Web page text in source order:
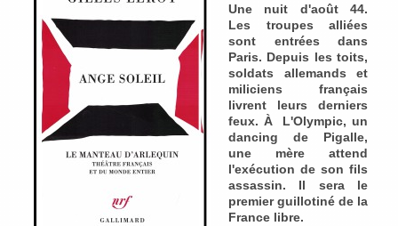
Une nuit d'août 44.
Les troupes alliées
sont entrées dans
Paris. Depuis les toits,
soldats allemands et
miliciens français
livrent leurs derniers
feux. À L'Olympic, un
dancing de Pigalle,
une mère attend
l'exécution de son fils
assassin. Il sera le
premier guillotiné de la
France libre.